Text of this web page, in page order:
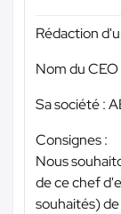
Rédaction
Nom du
Sa société :
Consignes :
Nous
de ce chef
souhaités)